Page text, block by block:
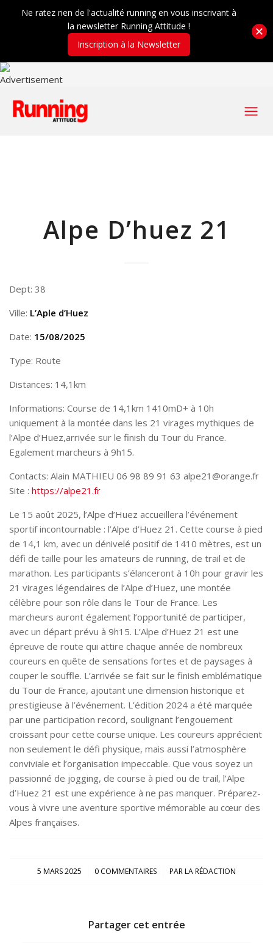
Alpe D’huez 21
Dept: 38
Ville: L’Aple d’Huez
Date: 15/08/2025
Type: Route
Distances: 14,1km
Informations: Course de 14,1km 1410mD+ à 10h
uniquement à la montée dans les 21 virages mythiques de
l’Alpe d’Huez,arrivée sur le finish du Tour du France.
Egalement marcheurs à 9h15.
Contacts: Alain MATHIEU 06 98 89 91 63 alpe21@orange.fr
Site : https://alpe21.fr
Le 15 août 2025, l’Alpe d’Huez accueillera l’événement
sportif incontournable : l’Alpe d’Huez 21. Cette course à pied
de 14,1 km, avec un dénivelé positif de 1410 mètres, est un
défi de taille pour les amateurs de running, de trail et de
marathon. Les participants s’élanceront à 10h pour gravir les
21 virages légendaires de l’Alpe d’Huez, une montée
célèbre pour son rôle dans le Tour de France. Les
marcheurs auront également l’opportunité de participer,
avec un départ prévu à 9h15. L’Alpe d’Huez 21 est une
épreuve de route qui attire chaque année de nombreux
coureurs en quête de sensations fortes et de paysages à
couper le souffle. L’arrivée se fait sur le finish emblématique
du Tour de France, ajoutant une dimension historique et
prestigieuse à l’événement. L’édition 2024 a été marquée
par une participation record, soulignant l’engouement
croissant pour cette course unique. Les coureurs apprécient
non seulement le défi physique, mais aussi l’atmosphère
conviviale et l’organisation impeccable. Que vous soyez un
passionné de jogging, de course à pied ou de trail, l’Alpe
d’Huez 21 est une expérience à ne pas manquer. Préparez-
vous à vivre une aventure sportive mémorable au cœur des
Alpes françaises.
5 MARS 2025
/ 0 COMMENTAIRES
/ PARLA RÉDACTION
Partager cet entrée
Ne ratez rien de l'actualité running en vous inscrivant à
la newsletter Running Attitude !
Inscription à la Newsletter